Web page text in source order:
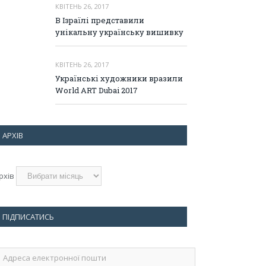
КВІТЕНЬ 26, 2017
В Ізраїлі представили
унікальну українську вишивку
КВІТЕНЬ 26, 2017
Українські художники вразили
World ART Dubai 2017
АРХІВ
ПІДПИСАТИСЬ
Адреса
електронної